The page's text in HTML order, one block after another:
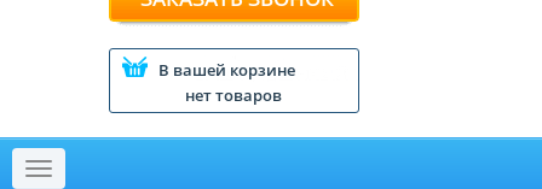
В вашей корзине
нет товаров
Меню